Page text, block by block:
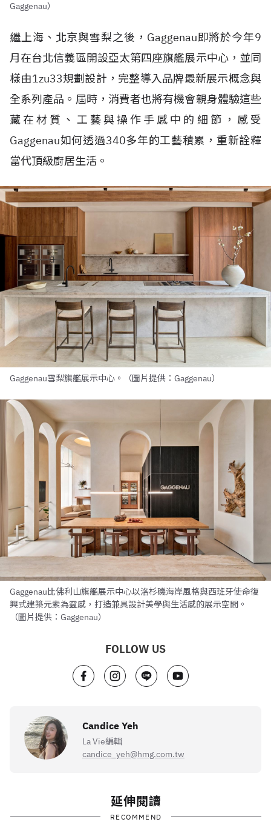
Gaggenau）
繼上海、北京與雪梨之後，Gaggenau即將於今年9
月在台北信義區開設亞太第四座旗艦展示中心，並同
樣由1zu33規劃設計，完整導入品牌最新展示概念與
全系列產品。屆時，消費者也將有機會親身體驗這些
藏在材質、工藝與操作手感中的細節，感受
Gaggenau如何透過340多年的工藝積累，重新詮釋
當代頂級廚居生活。
Gaggenau雪梨旗艦展示中心。（圖片提供：Gaggenau）
Gaggenau比佛利山旗艦展示中心以洛杉磯海岸風格與西班牙使命復
興式建築元素為靈感，打造兼具設計美學與生活感的展示空間。
（圖片提供：Gaggenau）
FOLLOW US
Candice Yeh
La Vie編輯
candice_yeh@hmg.com.tw
延伸閱讀
RECOMMEND